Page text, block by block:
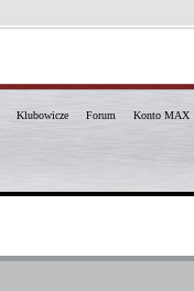
Klubowicze Forum
Konto MAX